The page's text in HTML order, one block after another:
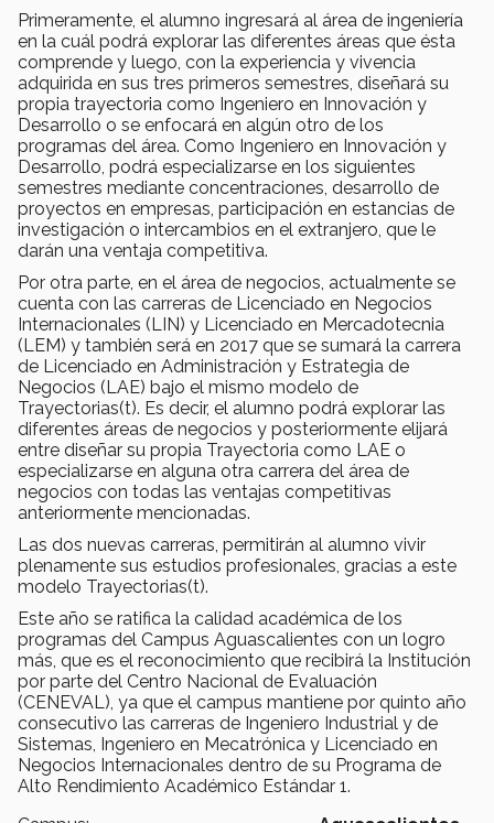
Primeramente, el alumno ingresará al área de ingeniería
en la cuál podrá explorar las diferentes áreas que ésta
comprende y luego, con la experiencia y vivencia
adquirida en sus tres primeros semestres, diseñará su
propia trayectoria como Ingeniero en Innovación y
Desarrollo o se enfocará en algún otro de los
programas del área. Como Ingeniero en Innovación y
Desarrollo, podrá especializarse en los siguientes
semestres mediante concentraciones, desarrollo de
proyectos en empresas, participación en estancias de
investigación o intercambios en el extranjero, que le
darán una ventaja competitiva.
Por otra parte, en el área de negocios, actualmente se
cuenta con las carreras de Licenciado en Negocios
Internacionales (LIN) y Licenciado en Mercadotecnia
(LEM) y también será en 2017 que se sumará la carrera
de Licenciado en Administración y Estrategia de
Negocios (LAE) bajo el mismo modelo de
Trayectorias(t). Es decir, el alumno podrá explorar las
diferentes áreas de negocios y posteriormente elijará
entre diseñar su propia Trayectoria como LAE o
especializarse en alguna otra carrera del área de
negocios con todas las ventajas competitivas
anteriormente mencionadas.
Las dos nuevas carreras, permitirán al alumno vivir
plenamente sus estudios profesionales, gracias a este
modelo Trayectorias(t).
Este año se ratifica la calidad académica de los
programas del Campus Aguascalientes con un logro
más, que es el reconocimiento que recibirá la Institución
por parte del Centro Nacional de Evaluación
(CENEVAL), ya que el campus mantiene por quinto año
consecutivo las carreras de Ingeniero Industrial y de
Sistemas, Ingeniero en Mecatrónica y Licenciado en
Negocios Internacionales dentro de su Programa de
Alto Rendimiento Académico Estándar 1.